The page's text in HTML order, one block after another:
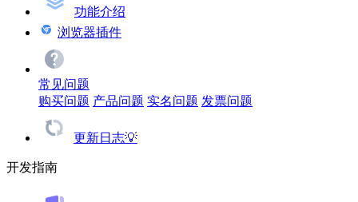
功能介绍
浏览器插件
常见问题
购买问题 产品问题 实名问题 发票问题
更新日志💡
开发指南